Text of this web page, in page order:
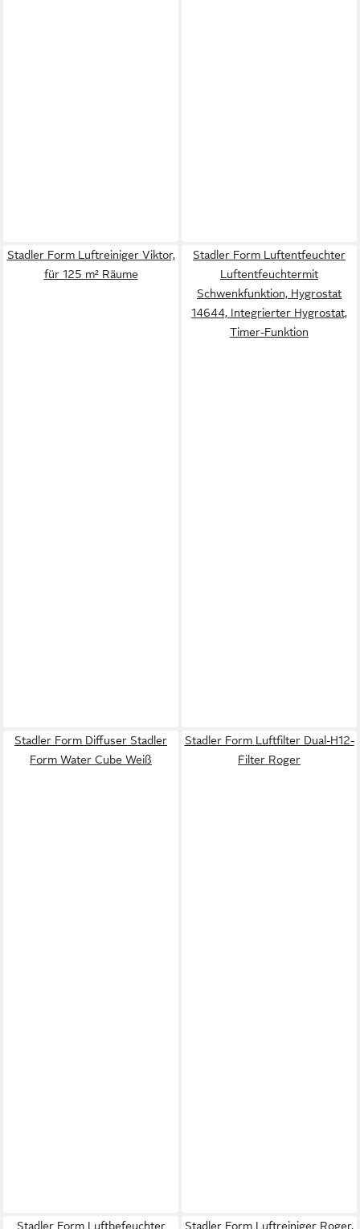
Stadler Form Luftreiniger Viktor,
für 125 m² Räume
Stadler Form Luftentfeuchter
Luftentfeuchtermit
Schwenkfunktion, Hygrostat
14644, Integrierter Hygrostat,
Timer-Funktion
Stadler Form Diffuser Stadler
Form Water Cube Weiß
Stadler Form Luftfilter Dual-H12-
Filter Roger
Stadler Form Luftbefeuchter
Stadler Form Luftreiniger Roger,